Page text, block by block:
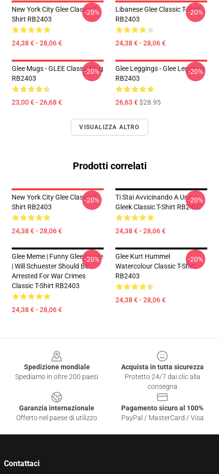
New York City Glee Classic T-
Shirt RB2403
24,38 € - 28,06 €
-20%
Libanese Glee Classic T-Shirt
RB2403
24,38 € - 28,06 €
-20%
Glee Mugs - GLEE Classic Mug
RB2403
23,00 € - 26,68 €
-20%
Glee Leggings - Glee Leggings
RB2403
26,63 €$28.95
-20%
VISUALIZZA ALTRO
Prodotti correlati
New York City Glee Classic T-
Shirt RB2403
24,38 € - 28,06 €
-20%
Ti Stai Avvicinando A Una
Gleek Classic T-Shirt RB2403
24,38 € - 28,06 €
-20%
Glee Meme | Funny Glee Quote
| Will Schuester Should Be
Arrested For War Crimes
Classic T-Shirt RB2403
24,38 € - 28,06 €
-20%
Glee Kurt Hummel
Watercolour Classic T-Shirt
RB2403
24,38 € - 28,06 €
-20%
Spedizione mondiale
Spediamo in oltre 200 paesi
Acquista in tutta sicurezza
Protetto 24/7 dai clic alla
consegna
Garanzia internazionale
Offerto nel paese di utilizzo
Pagamento sicuro al 100%
PayPal / MasterCard / Visa
Contattaci